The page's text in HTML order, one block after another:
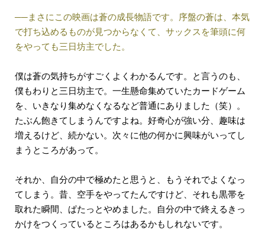
──まさにこの映画は蒼の成長物語です。序盤の蒼は、本気
で打ち込めるものが見つからなくて、サックスを筆頭に何
をやっても三日坊主でした。
僕は蒼の気持ちがすごくよくわかるんです。と言うのも、
僕もわりと三日坊主で。一生懸命集めていたカードゲーム
を、いきなり集めなくなるなど普通にありました（笑）。
たぶん飽きてしまうんですよね。好奇心が強い分、趣味は
増えるけど、続かない。次々に他の何かに興味がいってし
まうところがあって。
それか、自分の中で極めたと思うと、もうそれでよくなっ
てしまう。昔、空手をやってたんですけど、それも黒帯を
取れた瞬間、ぱたっとやめました。自分の中で終えるきっ
かけをつくっているところはあるかもしれないです。